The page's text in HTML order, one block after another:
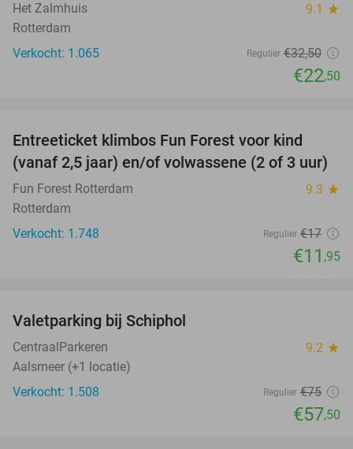
Het Zalmhuis 9.1 star
Rotterdam
Verkocht: 1.065
Regulier €32,50
€22,50
Entreeticket klimbos Fun Forest voor kind
(vanaf 2,5 jaar) en/of volwassene (2 of 3 uur)
Fun Forest Rotterdam 9.3 star
Rotterdam
Verkocht: 1.748
Regulier €17
€11 ,95
Valetparking bij Schiphol
CentraalParkeren 9.2 star
Aalsmeer (+1 locatie)
Verkocht: 1.508
Regulier €75
€57,50